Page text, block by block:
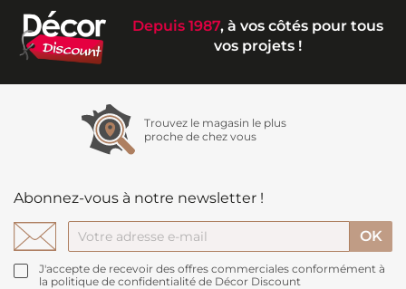
Depuis 1987, à vos côtés pour tous
vos projets !
Trouvez le magasin le plus
proche de chez vous
Abonnez-vous à notre newsletter !
J'accepte de recevoir des offres commerciales conformément à
la politique de confidentialité de Décor Discount